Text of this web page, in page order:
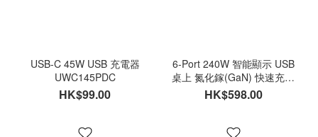
USB-C 45W USB 充電器
UWC145PDC
HK$99.00
6-Port 240W 智能顯示 USB
桌上 氮化鎵(GaN) 快速充電
器 UPCT240PD4C2A - with
USB-C & USB-A
HK$598.00